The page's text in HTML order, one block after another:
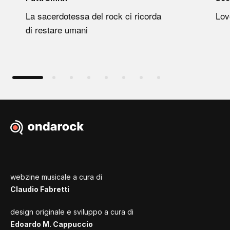
La sacerdotessa del rock ci ricorda
di restare umani
webzine musicale a cura di
Claudio Fabretti
design originale e sviluppo a cura di
Edoardo M. Cappuccio